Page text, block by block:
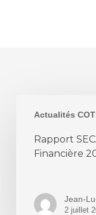
Actualités
SECAFI
Economique
Rapport
Financière
Jean-
2 juillet